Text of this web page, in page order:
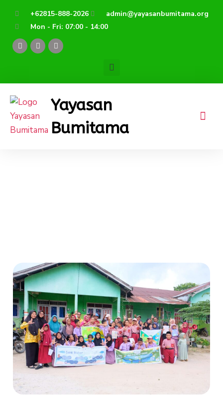
+62815-888-2026
admin@yayasanbumitama.org
Mon - Fri: 07:00 - 14:00
F
a
c
o
Y
o
u
e
I
n
s
r
m
Yayasan
Bumitama
Wujud
nyata
dari
kepedulian
sosial
dan
kebersamaan
Yayasan
Bumitama,
PT.